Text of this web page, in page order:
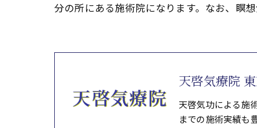
分の所にある施術院になります。なお、瞑想
天啓気療院
天啓気功による施
までの施術実績も